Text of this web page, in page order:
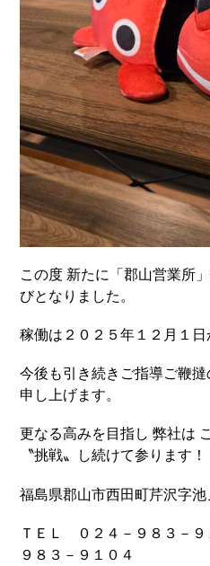
この度 新たに「郡山営業所
びとなりました。
稼働は２０２５年１２月１日
今後も引き続きご指導ご鞭
申し上げます。
更なる高みを目指し 弊社は
〝挑戦〟し続けて参ります！
福島県郡山市西田町芹沢字池
ＴＥＬ ０２４－９８３－
９８３－９１０４